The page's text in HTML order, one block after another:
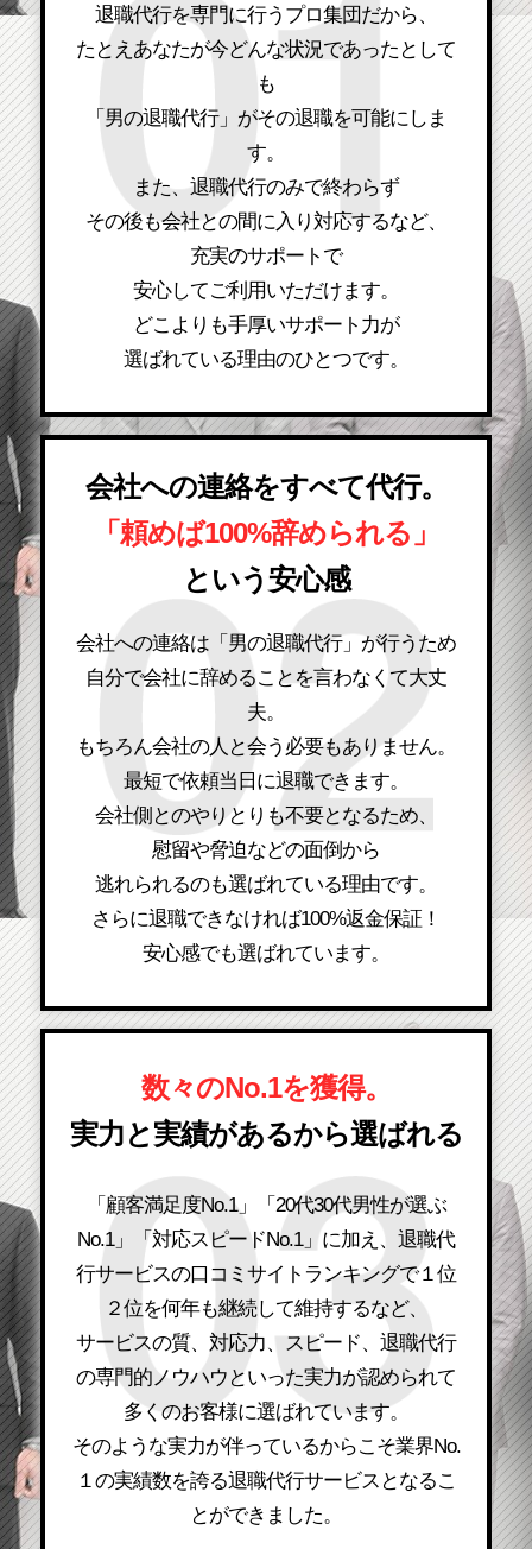
退職代行を専門に行うプロ集団だから、
たとえあなたが今どんな状況であったとして
も
「男の退職代行」がその退職を可能にしま
す。
また、退職代行のみで終わらず
その後も会社との間に入り対応するなど、
充実のサポートで
安心してご利用いただけます。
どこよりも手厚いサポート力が
選ばれている理由のひとつです。
会社への連絡をすべて代行。
「頼めば100%辞められる」
という安心感
会社への連絡は「男の退職代行」が行うため
自分で会社に辞めることを言わなくて大丈
夫。
もちろん会社の人と会う必要もありません。
最短で依頼当日に退職できます。
会社側とのやりとりも不要となるため、
慰留や脅迫などの面倒から
逃れられるのも選ばれている理由です。
さらに退職できなければ100%返金保証！
安心感でも選ばれています。
数々のNo.1を獲得。
実力と実績があるから選ばれる
「顧客満足度No.1」「20代30代男性が選ぶ
No.1」「対応スピードNo.1」に加え、退職代
行サービスの口コミサイトランキングで１位
２位を何年も継続して維持するなど、
サービスの質、対応力、スピード、退職代行
の専門的ノウハウといった実力が認められて
多くのお客様に選ばれています。
そのような実力が伴っているからこそ業界No.
１の実績数を誇る退職代行サービスとなるこ
とができました。